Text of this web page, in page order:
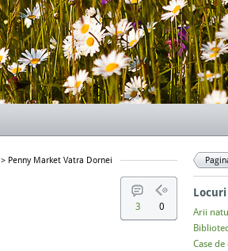
> Penny Market Vatra Dornei
3 0
Locuri
Arii
Case